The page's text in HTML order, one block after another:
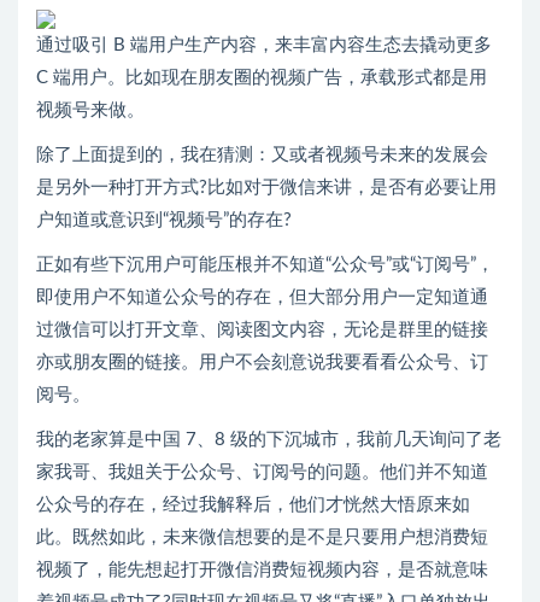
通过吸引 B 端用户生产内容，来丰富内容生态去撬动更多
C 端用户。比如现在朋友圈的视频广告，承载形式都是用
视频号来做。
除了上面提到的，我在猜测：又或者视频号未来的发展会
是另外一种打开方式?比如对于微信来讲，是否有必要让用
户知道或意识到“视频号”的存在?
正如有些下沉用户可能压根并不知道“公众号”或“订阅号”，
即使用户不知道公众号的存在，但大部分用户一定知道通
过微信可以打开文章、阅读图文内容，无论是群里的链接
亦或朋友圈的链接。用户不会刻意说我要看看公众号、订
阅号。
我的老家算是中国 7、8 级的下沉城市，我前几天询问了老
家我哥、我姐关于公众号、订阅号的问题。他们并不知道
公众号的存在，经过我解释后，他们才恍然大悟原来如
此。既然如此，未来微信想要的是不是只要用户想消费短
视频了，能先想起打开微信消费短视频内容，是否就意味